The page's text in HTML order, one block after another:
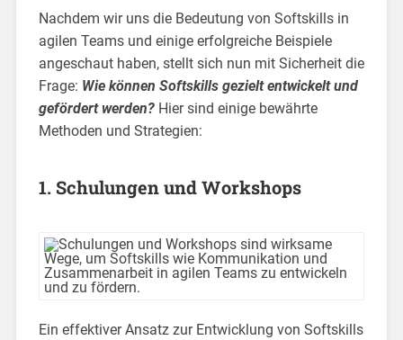
Nachdem wir uns die Bedeutung von Softskills in
agilen Teams und einige erfolgreiche Beispiele
angeschaut haben, stellt sich nun mit Sicherheit die
Frage: Wie können Softskills gezielt entwickelt und
gefördert werden?Hier sind einige bewährte
Methoden und Strategien:
1. Schulungen und Workshops
Ein effektiver Ansatz zur Entwicklung von Softskills